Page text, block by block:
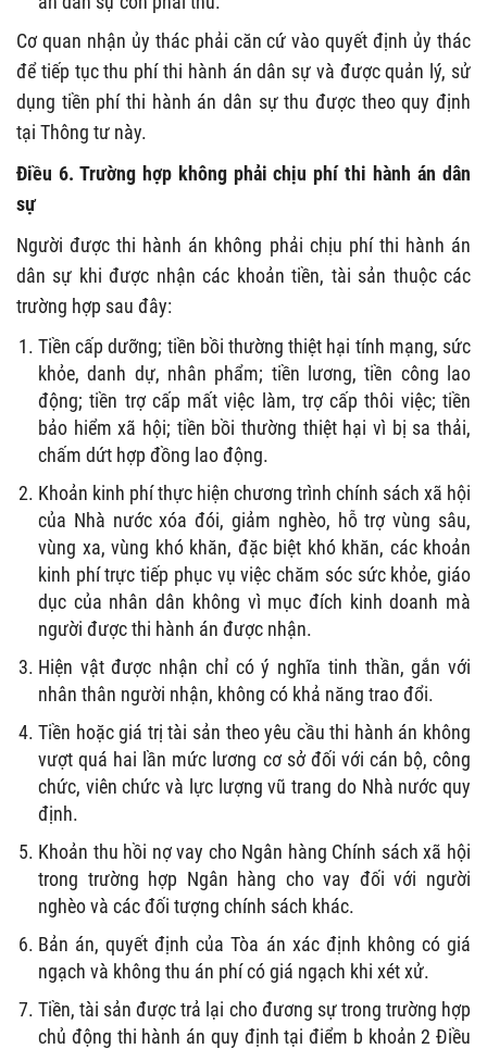
Cơ quan nhận ủy thác phải căn cứ vào quyết định ủy thác
để tiếp tục thu phí thi hành án dân sự và được quản lý, sử
dụng tiền phí thi hành án dân sự thu được theo quy định
tại Thông tư này.
Điều 6. Trường hợp không phải chịu phí thi hành án dân
sự
Người được thi hành án không phải chịu phí thi hành án
dân sự khi được nhận các khoản tiền, tài sản thuộc các
trường hợp sau đây:
Tiền cấp dưỡng; tiền bồi thường thiệt hại tính mạng, sức
khỏe, danh dự, nhân phẩm; tiền lương, tiền công lao
động; tiền trợ cấp mất việc làm, trợ cấp thôi việc; tiền
bảo hiểm xã hội; tiền bồi thường thiệt hại vì bị sa thải,
chấm dứt hợp đồng lao động.
Khoản kinh phí thực hiện chương trình chính sách xã hội
của Nhà nước xóa đói, giảm nghèo, hỗ trợ vùng sâu,
vùng xa, vùng khó khăn, đặc biệt khó khăn, các khoản
kinh phí trực tiếp phục vụ việc chăm sóc sức khỏe, giáo
dục của nhân dân không vì mục đích kinh doanh mà
người được thi hành án được nhận.
Hiện vật được nhận chỉ có ý nghĩa tinh thần, gắn với
nhân thân người nhận, không có khả năng trao đổi.
Tiền hoặc giá trị tài sản theo yêu cầu thi hành án không
vượt quá hai lần mức lương cơ sở đối với cán bộ, công
chức, viên chức và lực lượng vũ trang do Nhà nước quy
định.
Khoản thu hồi nợ vay cho Ngân hàng Chính sách xã hội
trong trường hợp Ngân hàng cho vay đối với người
nghèo và các đối tượng chính sách khác.
Bản án, quyết định của Tòa án xác định không có giá
ngạch và không thu án phí có giá ngạch khi xét xử.
Tiền, tài sản được trả lại cho đương sự trong trường hợp
chủ động thi hành án quy định tại điểm b khoản 2 Điều